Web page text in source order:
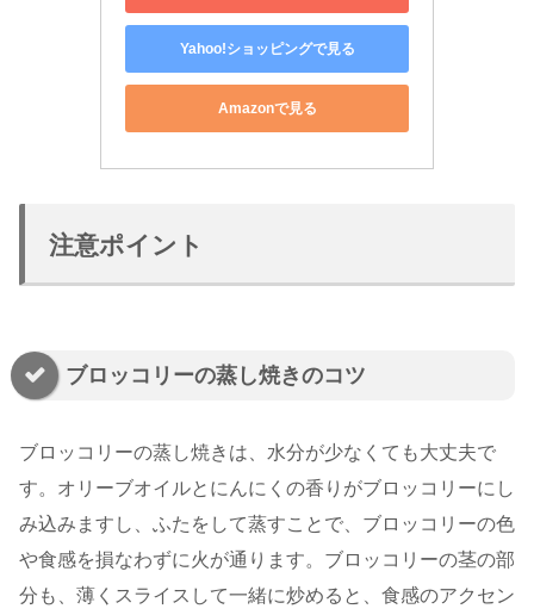
Yahoo!ショッピングで見る
Amazonで見る
注意ポイント
ブロッコリーの蒸し焼きのコツ
ブロッコリーの蒸し焼きは、水分が少なくても大丈夫で
す。オリーブオイルとにんにくの香りがブロッコリーにし
み込みますし、ふたをして蒸すことで、ブロッコリーの色
や食感を損なわずに火が通ります。ブロッコリーの茎の部
分も、薄くスライスして一緒に炒めると、食感のアクセン